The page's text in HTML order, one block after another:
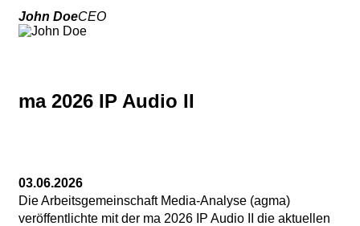
John DoeCEO
ma 2026 IP Audio II
03.06.2026
Die Arbeitsgemeinschaft Media-Analyse (agma)
veröffentlichte mit der ma 2026 IP Audio II die aktuellen